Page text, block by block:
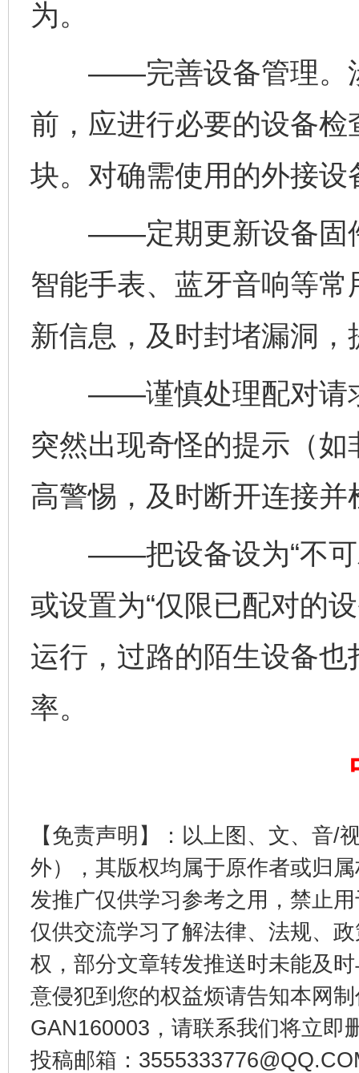
为。
——完善设备管理。涉
前，应进行必要的设备
块。对确需使用的外接
——定期更新设备固件
智能手表、蓝牙音响等
新信息，及时封堵漏洞
——谨慎处理配对请求
突然出现奇怪的提示（
高警惕，及时断开连接并
——把设备设为“不可发
或设置为“仅限已配对的
运行，过路的陌生设备
率。
【免责声明】：以上图、文、音/
外），其版权均属于原作者或归
发推广仅供学习参考之用，禁止
仅供交流学习了解法律、法规、
权，部分文章转发推送时未能及
意侵犯到您的权益烦请告知本网
GAN160003，请联系我们将立即
投稿邮箱：
东山县通报“牛蛙产品抗生素超标问题” 法